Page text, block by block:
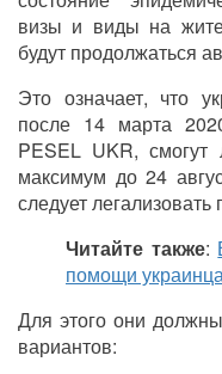
визы и виды на
будут продолжаться
Это означает, что
после 14 марта
PESEL UKR, смогут
максимум до 24
следует
Читайте также:
помощи
Для этого они
вариантов: